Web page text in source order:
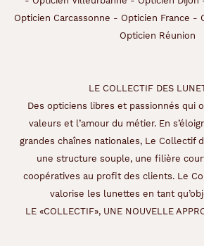
Marque
La
Opticien Carcassonne - Opticien France -
Opticien Réunion
LE COLLECTIF DES
Des opticiens libres et passionnés qui
valeurs et l’amour du métier. En
grandes chaînes nationales, Le Collectif
une structure souple, une filière
coopératives au profit des clients. Le
valorise les lunettes en tant
LE «COLLECTIF», UNE NOUVELLE